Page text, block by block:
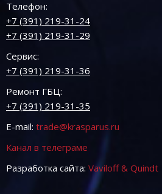
Телефон:
+7 (391) 219-31-24
+7 (391) 219-31-29
Сервис:
+7 (391) 219-31-36
Ремонт ГБЦ:
+7 (391) 219-31-35
E-mail: trade@krasparus.ru
Канал в телеграме
Разработка сайта: Vaviloff & Quindt